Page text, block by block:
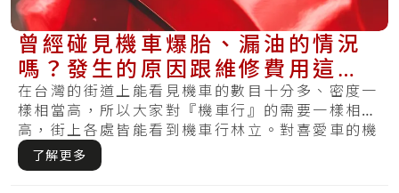
曾經碰見機車爆胎、漏油的情況
嗎？發生的原因跟維修費用這通
通有！
在台灣的街道上能看見機車的數目十分多、密度一
樣相當高，所以大家對『機車行』的需要一樣相當
高，街上各處皆能看到機車行林立。對喜愛車的機
車族.....
了解更多